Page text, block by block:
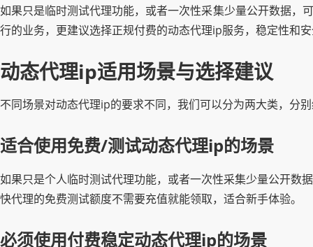
如果只是临时测试代理功能，或者一次性采集少量公开数据，
行的业务，更建议选择正规付费的动态代理ip服务，稳定性和
动态代理ip适用场景与选择建议
不同场景对动态代理ip的要求不同，我们可以分为两大类，分
适合使用免费/测试动态代理ip的场景
如果只是个人临时测试代理功能，或者一次性采集少量公开数
快代理的免费测试额度不需要充值就能领取，适合新手体验。
必须使用付费稳定动态代理ip的场景